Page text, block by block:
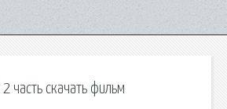
часть скачать фильм